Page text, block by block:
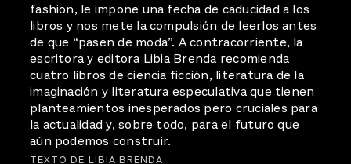
fashion, le impone una fecha de caducidad a los
libros y nos mete la compulsión de leerlos antes
de que “pasen de moda”. A contracorriente, la
escritora y editora Libia Brenda recomienda
cuatro libros de ciencia ficción, literatura de la
imaginación y literatura especulativa que tienen
planteamientos inesperados pero cruciales para
la actualidad y, sobre todo, para el futuro que
aún podemos construir.
TEXTO DE LIBIA BRENDA